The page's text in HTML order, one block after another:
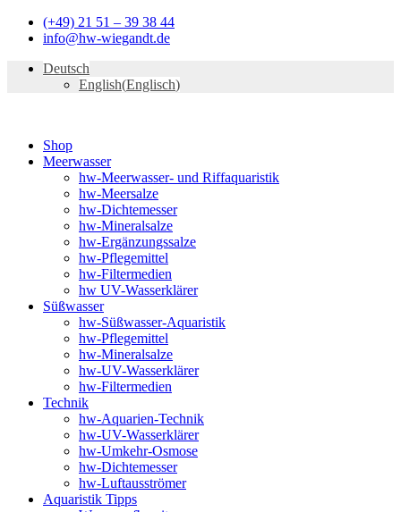
Zum
Inhalt
(+49) 21 51 – 39 38 44
info@hw-wiegandt.de
Deutsch
English(Englisch)
Shop
Meerwasser
hw-Meerwasser- und Riffaquaristik
hw-Meersalze
hw-Dichtemesser
hw-Mineralsalze
hw-Ergänzungssalze
hw-Pflegemittel
hw-Filtermedien
hw UV-Wasserklärer
Süßwasser
hw-Süßwasser-Aquaristik
hw-Pflegemittel
hw-Mineralsalze
hw-UV-Wasserklärer
hw-Filtermedien
Technik
hw-Aquarien-Technik
hw-UV-Wasserklärer
hw-Umkehr-Osmose
hw-Dichtemesser
hw-Luftausströmer
Aquaristik Tipps